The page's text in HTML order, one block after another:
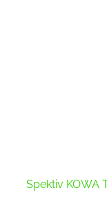
Spektiv KOWA